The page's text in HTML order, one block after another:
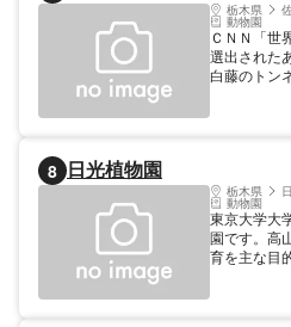
15km離れた
白河市）は
栃木県
動物園
ＣＮＮ「世
選出された
白藤のトン
8 日光植物園
栃木県
動物園
東京大学大
園です。高
育を主な目